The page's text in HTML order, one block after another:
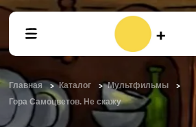
Главная Каталог
Мультфильмы
Гора Самоцветов. Не скажу